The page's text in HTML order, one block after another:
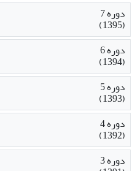
دوره 7
(1395)
دوره 6
(1394)
دوره 5
(1393)
دوره 4
(1392)
دوره 3